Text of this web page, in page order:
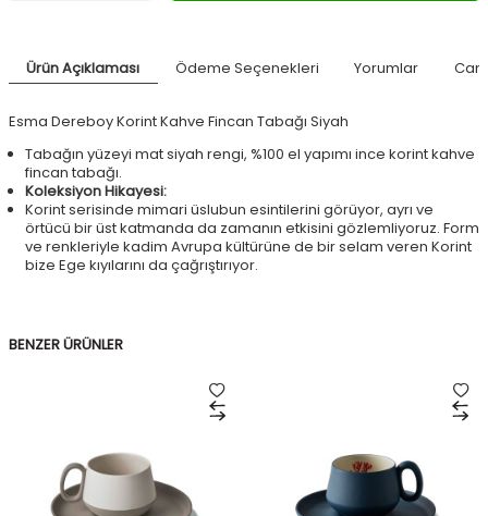
Ürün Açıklaması Ödeme Seçenekleri Yorumlar
Esma Dereboy Korint Kahve Fincan Tabağı Siyah
Tabağın yüzeyi mat siyah rengi, %100 el yapımı ince korint kahve
fincan tabağı.
Koleksiyon Hikayesi:
Korint serisinde mimari üslubun esintilerini görüyor, ayrı ve
örtücü bir üst katmanda da zamanın etkisini gözlemliyoruz. Form
ve renkleriyle kadim Avrupa kültürüne de bir selam veren Korint
bize Ege kıyılarını da çağrıştırıyor.
BENZER ÜRÜNLER